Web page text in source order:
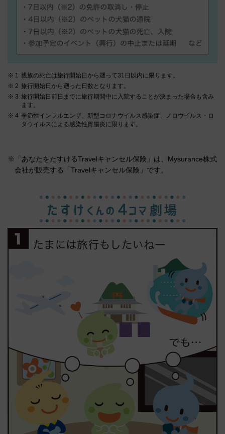
親族の死亡は旅行開始日から遡って31日以内に限ります。
旅行開始日から遡った日数となります。
旅行開始日前日までに旅行期間中に入院することが決まった場合も含み
ます。
季節性インフルエンザ、新型コロナウイルス感染症、ノロウイルス・ロ
タウイルスによる感染性胃腸炎に限ります。
※「あなたをたすけるTravelキャンセル保険」は、Mysurance株式
会社が販売する「Travelキャンセル保険」です。